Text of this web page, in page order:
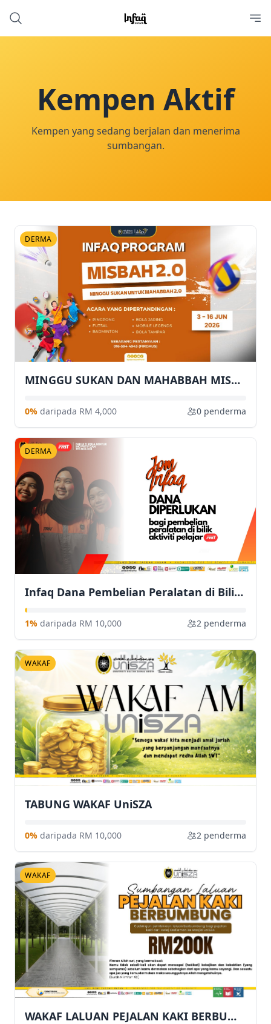
Kempen Aktif
Kempen yang sedang berjalan dan menerima
sumbangan.
DERMA
MINGGU SUKAN DAN MAHABBAH MISBAH 2 0
0% daripada RM 4,000 0 penderma
DERMA
Infaq Dana Pembelian Peralatan di Bilik Aktiviti Pelajar FRIT
1% daripada RM 10,000 2 penderma
WAKAF
TABUNG WAKAF UniSZA
0% daripada RM 10,000 2 penderma
WAKAF
WAKAF LALUAN PEJALAN KAKI BERBUMBUNG